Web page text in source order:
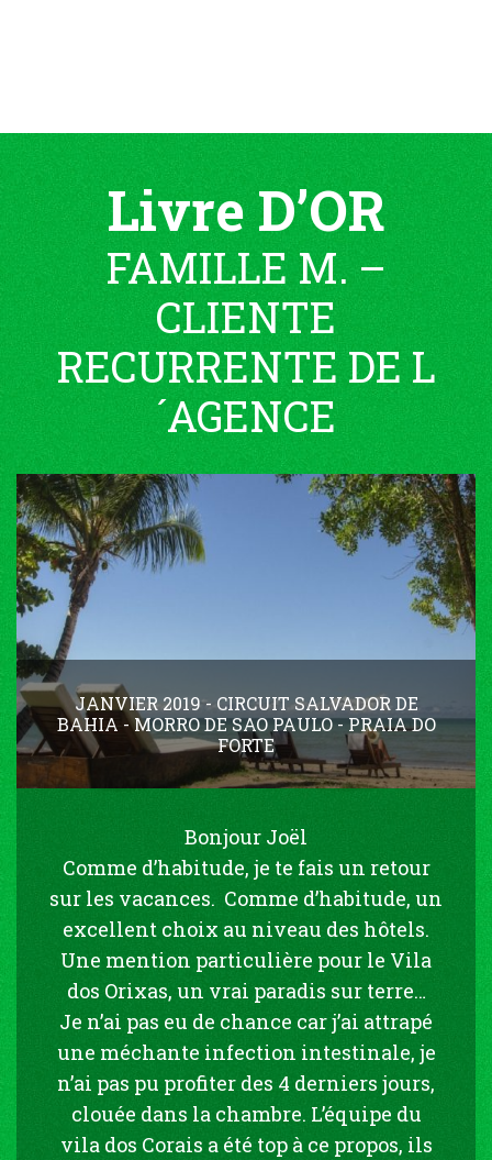
Livre D’OR
FAMILLE M. –
CLIENTE
RECURRENTE DE L
´AGENCE
JANVIER 2019 - CIRCUIT SALVADOR DE
BAHIA - MORRO DE SAO PAULO - PRAIA DO
FORTE
Bonjour Joël
Comme d’habitude, je te fais un retour
sur les vacances. Comme d’habitude, un
excellent choix au niveau des hôtels.
Une mention particulière pour le Vila
dos Orixas, un vrai paradis sur terre…
Je n’ai pas eu de chance car j’ai attrapé
une méchante infection intestinale, je
n’ai pas pu profiter des 4 derniers jours,
clouée dans la chambre. L’équipe du
vila dos Corais a été top à ce propos, ils